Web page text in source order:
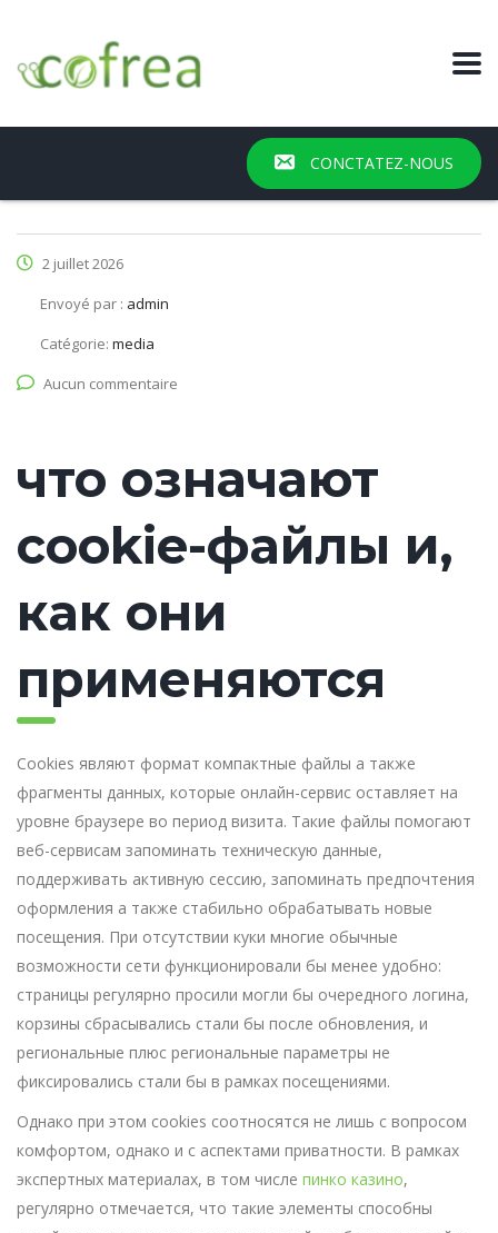
CONCTATEZ-NOUS
2 juillet 2026
Envoyé par : admin
Catégorie: media
Aucun commentaire
что означают
cookie-файлы и,
как они
применяются
Cookies являют формат компактные файлы а также
фрагменты данных, которые онлайн-сервис оставляет на
уровне браузере во период визита. Такие файлы помогают
веб-сервисам запоминать техническую данные,
поддерживать активную сессию, запоминать предпочтения
оформления а также стабильно обрабатывать новые
посещения. При отсутствии куки многие обычные
возможности сети функционировали бы менее удобно:
страницы регулярно просили могли бы очередного логина,
корзины сбрасывались стали бы после обновления, и
региональные плюс региональные параметры не
фиксировались стали бы в рамках посещениями.
Однако при этом cookies соотносятся не лишь с вопросом
комфортом, однако и с аспектами приватности. В рамках
экспертных материалах, в том числе пинко казино,
регулярно отмечается, что такие элементы способны